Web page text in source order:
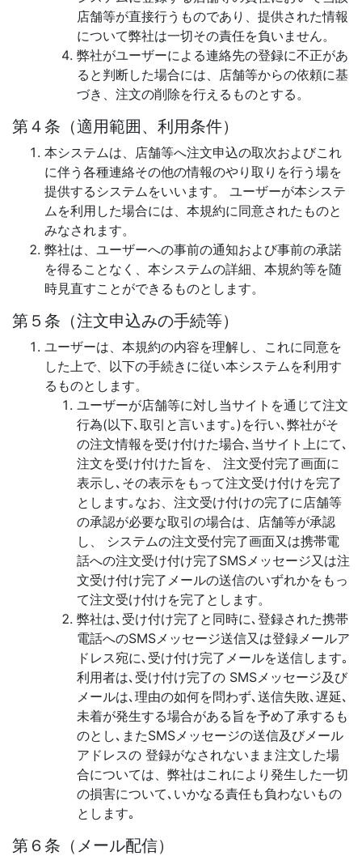
店舗等が直接行うものであり、提供された情報
について弊社は一切その責任を負いません。
弊社がユーザーによる連絡先の登録に不正があ
ると判断した場合には、店舗等からの依頼に基
づき、注文の削除を行えるものとする。
第４条（適用範囲、利用条件）
本システムは、店舗等へ注文申込の取次およびこれ
に伴う各種連絡その他の情報のやり取りを行う場を
提供するシステムをいいます。 ユーザーが本システ
ムを利用した場合には、本規約に同意されたものと
みなされます。
弊社は、ユーザーへの事前の通知および事前の承諾
を得ることなく、本システムの詳細、本規約等を随
時見直すことができるものとします。
第５条（注文申込みの手続等）
ユーザーは、本規約の内容を理解し、これに同意を
した上で、以下の手続きに従い本システムを利用す
るものとします。
ユーザーが店舗等に対し当サイトを通じて注文
行為(以下､取引と言います｡)を行い､弊社がそ
の注文情報を受け付けた場合､当サイト上にて､
注文を受け付けた旨を、 注文受付完了画面に
表示し､その表示をもって注文受け付けを完了
とします｡なお、注文受け付けの完了に店舗等
の承認が必要な取引の場合は、店舗等が承認
し、 システムの注文受付完了画面又は携帯電
話への注文受け付け完了SMSメッセージ又は注
文受け付け完了メールの送信のいずれかをもっ
て注文受け付けを完了とします。
弊社は､受け付け完了と同時に､登録された携帯
電話へのSMSメッセージ送信又は登録メールア
ドレス宛に､受け付け完了メールを送信します｡
利用者は､受け付け完了の SMSメッセージ及び
メールは､理由の如何を問わず､送信失敗､遅延､
未着が発生する場合がある旨を予め了承するも
のとし､またSMSメッセージの送信及びメール
アドレスの 登録がなされないまま注文した場
合については、弊社はこれにより発生した一切
の損害について､いかなる責任も負わないもの
とします｡
第６条（メール配信）